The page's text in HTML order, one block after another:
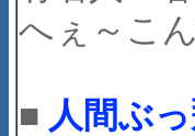
へぇ～こ
■ 人間ぶ